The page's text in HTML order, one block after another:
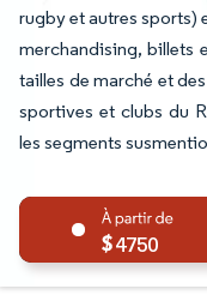
rugby et autres sports)
merchandising, billets
tailles de marché et
sportives et clubs du
les segments
4750